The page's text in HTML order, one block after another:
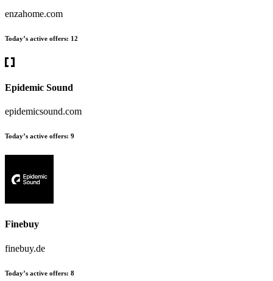
enzahome.com
Today’s active offers: 12
Epidemic Sound
epidemicsound.com
Today’s active offers: 9
Finebuy
finebuy.de
Today’s active offers: 8